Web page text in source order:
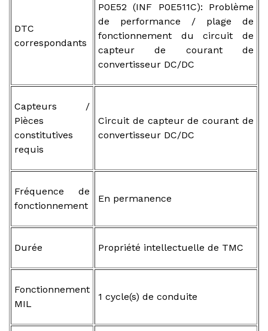
DTC
correspondants
P0E52 (INF P0E511C): Problème
de performance / plage de
fonctionnement du circuit de
capteur de courant de
convertisseur DC/DC
Capteurs /
Pièces
constitutives
requis
Circuit de capteur de courant de
convertisseur DC/DC
Fréquence de
fonctionnement
En permanence
Durée Propriété intellectuelle de TMC
Fonctionnement
MIL
1 cycle(s) de conduite